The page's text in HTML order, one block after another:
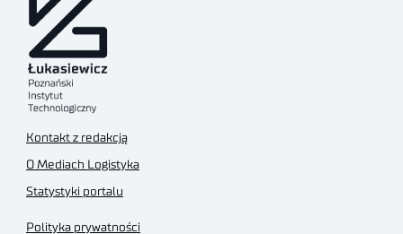
Kontakt z redakcją
O Mediach Logistyka
Statystyki portalu
Polityka prywatności